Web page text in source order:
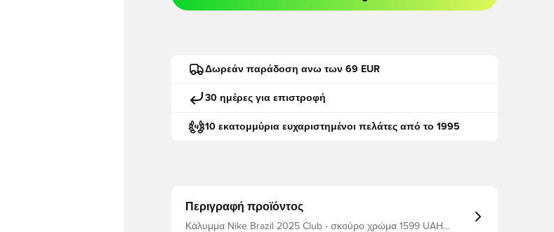
Δωρεάν παράδοση ανω των 69 EUR
30 ημέρες για επιστροφή
10 εκατομμύρια ευχαριστημένοι πελάτες από το 1995
Περιγραφή προϊόντος
Κάλυμμα Nike Brazil 2025 Club - σκούρο χρώμα 1599 UAH